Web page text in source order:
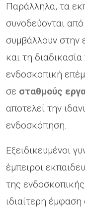
Παράλληλα, τα
συνοδεύονται από
συμβάλλουν στην
και τη
ενδοσκοπική
σε σταθμούς
αποτελεί την
ενδοσκόπηση.
Εξειδικευμένοι
έμπειροι
της
ιδιαίτερη